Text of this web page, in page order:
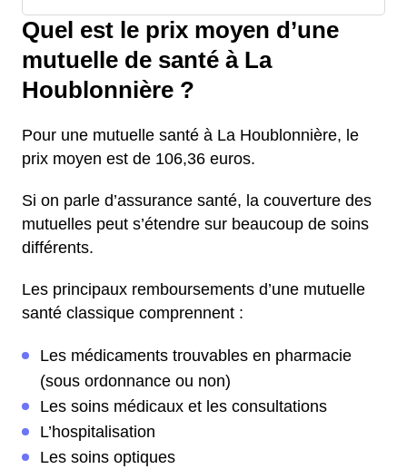
Quel est le prix moyen d’une
mutuelle de santé à La
Houblonnière ?
Pour une mutuelle santé à La Houblonnière, le
prix moyen est de 106,36 euros.
Si on parle d’assurance santé, la couverture des
mutuelles peut s’étendre sur beaucoup de soins
différents.
Les principaux remboursements d’une mutuelle
santé classique comprennent :
Les médicaments trouvables en pharmacie
(sous ordonnance ou non)
Les soins médicaux et les consultations
L’hospitalisation
Les soins optiques